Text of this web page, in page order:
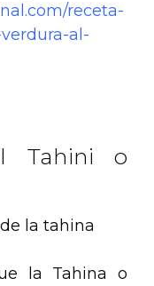
receta-
al-
Tahini o
la Tahina o